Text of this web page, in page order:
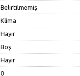
Belirtilmemiş
Klima
Hayır
Boş
Hayır
0